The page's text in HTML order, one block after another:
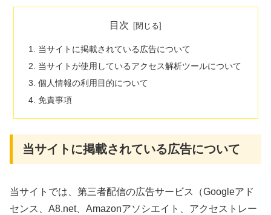
目次
当サイトに掲載されている広告について
当サイトが使用しているアクセス解析ツールについて
個人情報の利用目的について
免責事項
当サイトに掲載されている広告について
当サイトでは、第三者配信の広告サービス（Googleアド
センス、A8.net、Amazonアソシエイト、アクセストレー